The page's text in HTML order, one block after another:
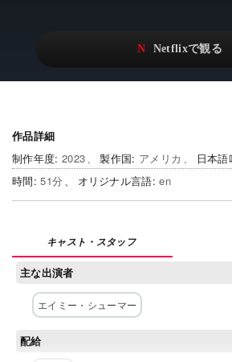
過去の配
Get
Netflixコー
閉じる
作品詳細
2023
アメリカ
日本語
51
en
主な出演者
エイミー・シューマー
配給